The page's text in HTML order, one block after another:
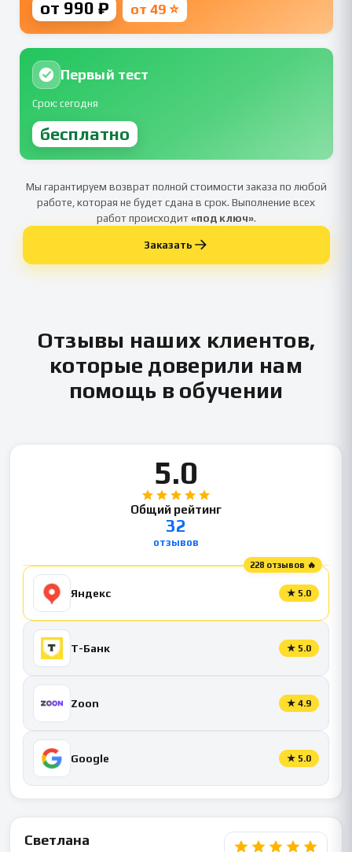
от 990 ₽ от 49 ⭐
Первый тест
Срок: сегодня
бесплатно
Мы гарантируем возврат полной стоимости заказа по любой
работе, которая не будет сдана в срок. Выполнение всех
работ происходит«под ключ».
Заказать
Отзывы наших клиентов,
которые доверили нам
помощь в обучении
5.0
Общий рейтинг
32
отзывов
228 отзывов 🔥
Яндекс ★ 5.0
Т-Банк ★ 5.0
Zoon ★ 4.9
Google ★ 5.0
Светлана